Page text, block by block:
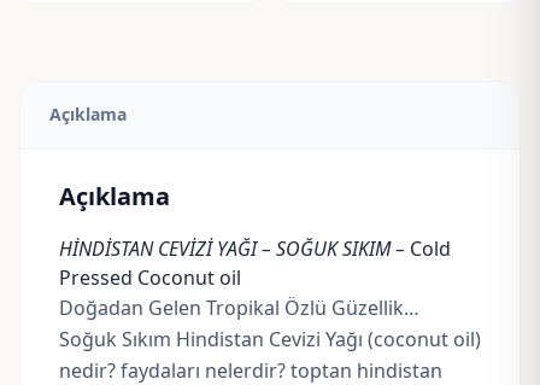
Açıklama
Açıklama
HİNDİSTAN CEVİZİ YAĞI – SOĞUK SIKIM – Cold
Pressed Coconut oil
Doğadan Gelen Tropikal Özlü Güzellik…
Soğuk Sıkım Hindistan Cevizi Yağı (coconut oil)
nedir? faydaları nelerdir? toptan hindistan